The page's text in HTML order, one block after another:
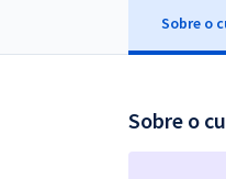
Conteúdo gratuito
Blog
Sobre o
Sobre o